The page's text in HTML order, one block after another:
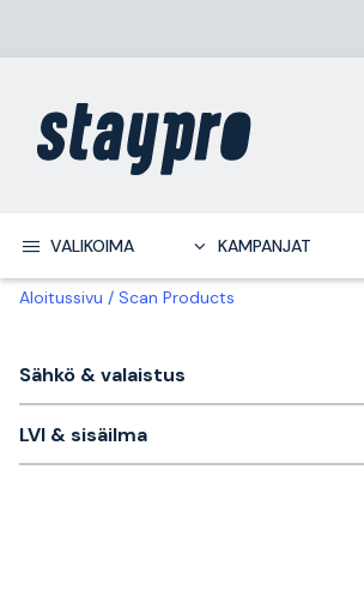
VALIKOIMA KAMPANJAT
Aloitussivu Scan Products
Sähkö & valaistus
LVI & sisäilma